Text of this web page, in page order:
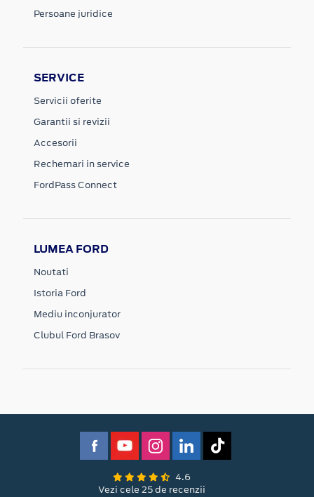
Persoane juridice
SERVICE
Servicii oferite
Garantii si revizii
Accesorii
Rechemari in service
FordPass Connect
LUMEA FORD
Noutati
Istoria Ford
Mediu inconjurator
Clubul Ford Brasov
4.6
Vezi cele 25 de recenzii